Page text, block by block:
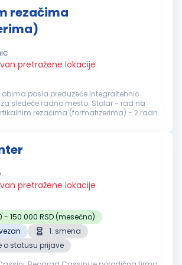
rezačima
pretražene lokacije
posla preduzeće Integraltehnic
sledeće radno mesto: Stolar - rad na
rezačima (formatizerima) - 2 radna
pretražene lokacije
- 150.000 RSD (mesečno)
1. smena
o statusu prijave